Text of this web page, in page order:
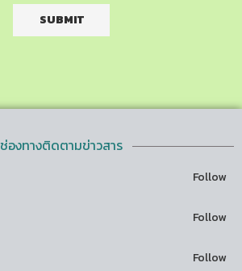
ช่องทางติดตามข่าวสาร
Follow
Follow
Follow